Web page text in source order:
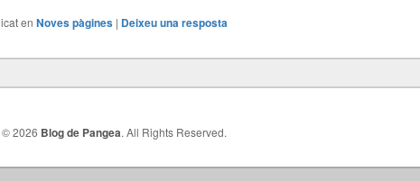
en Noves pàgines | Deixeu una resposta
2026 Blog de Pangea. All Rights Reserved.